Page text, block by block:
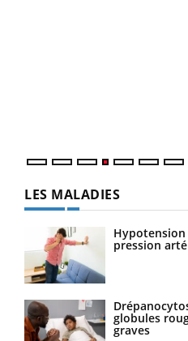
LES MALADIES
pression
globules
graves